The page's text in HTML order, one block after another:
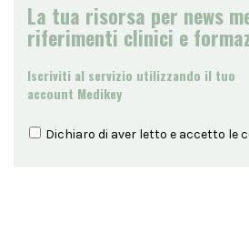
La tua risorsa per news
riferimenti clinici e
Iscriviti al servizio utilizzando il tuo
account Medikey
Dichiaro di aver letto e accetto le